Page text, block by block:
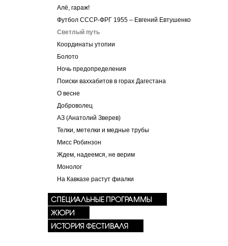
Алё, гараж!
Футбол СССР-ФРГ 1955 – Евгений Евтушенко
Светлый путь
Координаты утопии
Болото
Ночь предопределения
Поиски ваххабитов в горах Дагестана
О весне
Доброволец
АЗ (Анатолий Зверев)
Телки, метелки и медные трубы
Мисс Робинзон
Ждем, надеемся, не верим
Монолог
На Кавказе растут фиалки